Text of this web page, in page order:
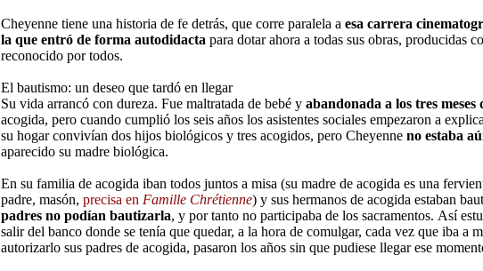
Cheyenne tiene una historia de fe detrás, que corre paralela a esa carrera
la que entró de forma autodidacta para dotar ahora a todas sus obras, producidas
reconocido por todos.
El bautismo: un deseo que tardó en llegar
Su vida arrancó con dureza. Fue maltratada de bebé y abandonada a los tres meses
acogida, pero cuando cumplió los seis años los asistentes sociales empezaron a
su hogar convivían dos hijos biológicos y tres acogidos, pero Cheyenne no estaba
aparecido su madre biológica.
En su familia de acogida iban todos juntos a misa (su madre de acogida es una
padre, masón, precisa en Famille Chrétienne) y sus hermanos de acogida estaban
padres no podían bautizarla, y por tanto no participaba de los sacramentos. Así
salir del banco donde se tenía que quedar, a la hora de comulgar, cada vez que iba a
autorizarlo sus padres de acogida, pasaron los años sin que pudiese llegar ese